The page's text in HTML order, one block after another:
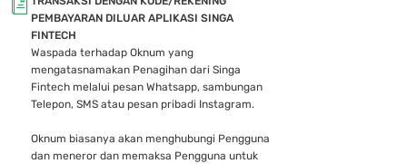
PEMBAYARAN DILUAR APLIKASI SINGA
FINTECH
Waspada terhadap Oknum yang
mengatasnamakan Penagihan dari Singa
Fintech melalui pesan Whatsapp, sambungan
Telepon, SMS atau pesan pribadi Instagram.
Oknum biasanya akan menghubungi Pengguna
dan meneror dan memaksa Pengguna untuk